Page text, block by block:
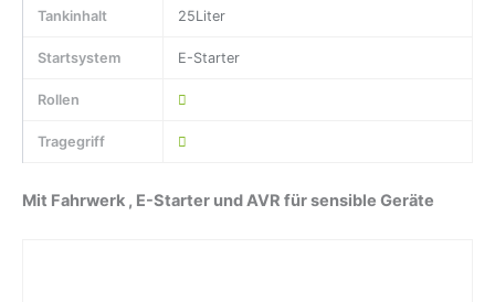
Tankinhalt 25Liter
Startsystem E-Starter
Rollen
Tragegriff
Mit Fahrwerk , E-Starter und AVR für sensible Geräte